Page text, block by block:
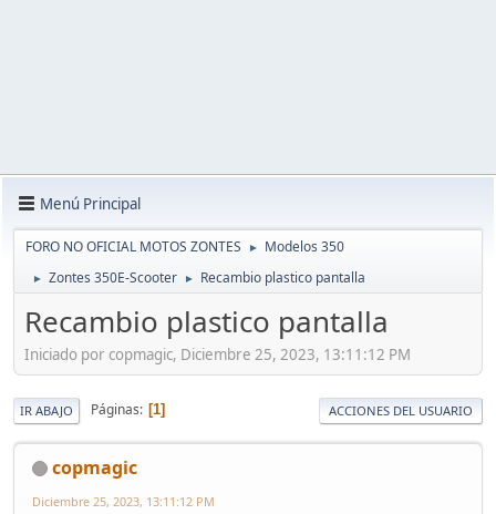
Menú Principal
FORO NO OFICIAL MOTOS ZONTES ► Modelos 350
► Zontes 350E-Scooter ► Recambio plastico pantalla
Recambio plastico pantalla
Iniciado por copmagic, Diciembre 25, 2023, 13:11:12 PM
IR ABAJO Páginas 1 ACCIONES DEL USUARIO
copmagic
Diciembre 25, 2023, 13:11:12 PM